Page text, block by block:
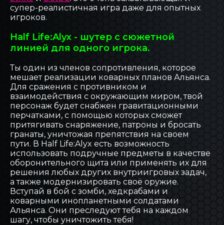
супер-реалистичная игра даже для опытных
игроков.
Half Life:Alyx - шутер с сюжетной
линией для одного игрока.
Ты один из членов сопротивления, которое
мешает реализации коварных планов Альянса.
Для сражения с противником и
взаимодействия с окружающим миром, твой
персонаж будет снабжен гравитационными
перчатками, с помощью которых сможет
притягивать снаряжение, патроны и бросать
гранаты, уничтожая препятствия на своем
пути. В Half Life:Alyx есть возможность
использовать подручные предметы в качестве
оборонительного щита или применять их для
решения любых других внутриигровых задач,
а также модернизировать своё оружие.
Вступай в бой с зомби, хедкрабами и
коварными инопланетными солдатами
Альянса. Они преследуют тебя на каждом
шагу, чтобы уничтожить тебя!